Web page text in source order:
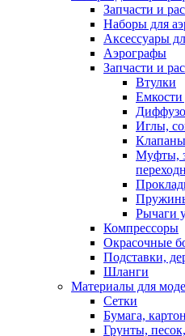
Запчасти и
Наборы для
Аксессуары
Аэрографы
Запчасти и
Втулки
Емкости
Иглы,
Клапаны
Муфты,
Рычаги
Компрессоры
Окрасочные
Подставки,
Шланги
Материалы для
Сетки
Бумага,
Грунты,